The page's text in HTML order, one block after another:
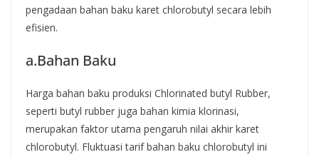
pengadaan bahan baku karet chlorobutyl secara lebih
efisien.
a.Bahan Baku
Harga bahan baku produksi Chlorinated butyl Rubber,
seperti butyl rubber juga bahan kimia klorinasi,
merupakan faktor utama pengaruh nilai akhir karet
chlorobutyl. Fluktuasi tarif bahan baku chlorobutyl ini